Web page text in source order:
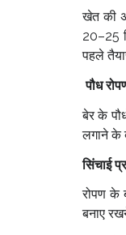
खेत की
20–25
पहले
पौध
बेर के
लगाने के
सिंचाई
रोपण के
बनाए